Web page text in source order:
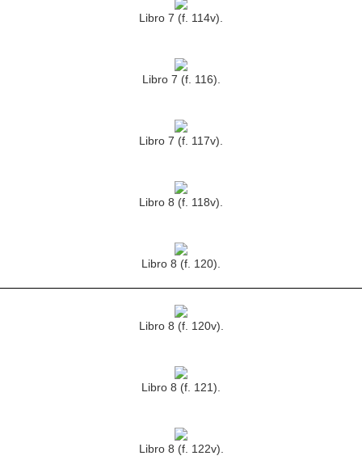
Libro 7 (f. 114v).
Libro 7 (f. 116).
Libro 7 (f. 117v).
Libro 8 (f. 118v).
Libro 8 (f. 120).
Libro 8 (f. 120v).
Libro 8 (f. 121).
Libro 8 (f. 122v).